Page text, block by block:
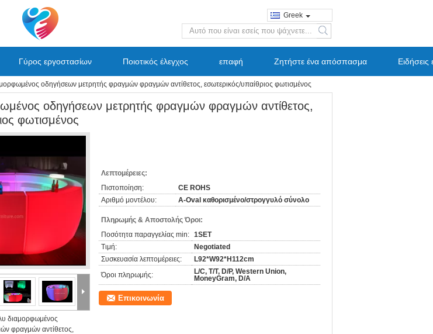
Greek
search
Γύρος εργοστασίων Ποιοτικός έλεγχος επαφή Ζητήστε ένα απόσπασμα Ειδήσεις
οδηγήσεων μετρητής φραγμών φραγμών αντίθετος, εσωτερικός/υπαίθριος φωτισμένος
οδηγήσεων μετρητής φραγμών φραγμών αντίθετος,
φωτισμένος
διαμορφωμένος
φραγμών αντίθετος,
Λεπτομέρειες:
Πιστοποίηση:
CE ROHS
Αριθμό μοντέλου:
Α-Oval καθορισμένο/στρογγυλό σύνολο
Πληρωμής & Αποστολής Όροι:
Ποσότητα παραγγελίας min: 1SET
Τιμή:
Negotiated
Συσκευασία λεπτομέρειες:
L92*W92*H112cm
Όροι πληρωμής:
L/C, T/T, D/P, Western Union,
MoneyGram, D/A
Επικοινωνία